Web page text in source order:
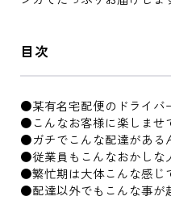
目次
●某有名宅配便のドライバ
●こんなお客様に楽しませ
●ガチでこんな配達がある
●従業員もこんなおかしな
●繁忙期は大体こんな感じ
●配達以外でもこんな事が